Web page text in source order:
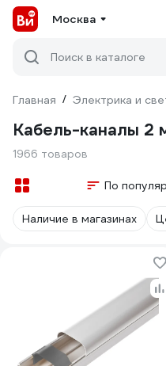
Москва
Поиск в каталоге
Главная / Электрика и
Кабель-каналы 2
1966 товаров
По
Наличие в магазинах